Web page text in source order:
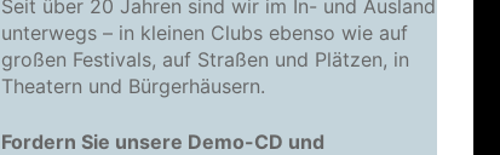
Seit über 20 Jahren sind wir im In- und Ausland
unterwegs – in kleinen Clubs ebenso wie auf
großen Festivals, auf Straßen und Plätzen, in
Theatern und Bürgerhäusern.
Fordern Sie unsere Demo-CD und